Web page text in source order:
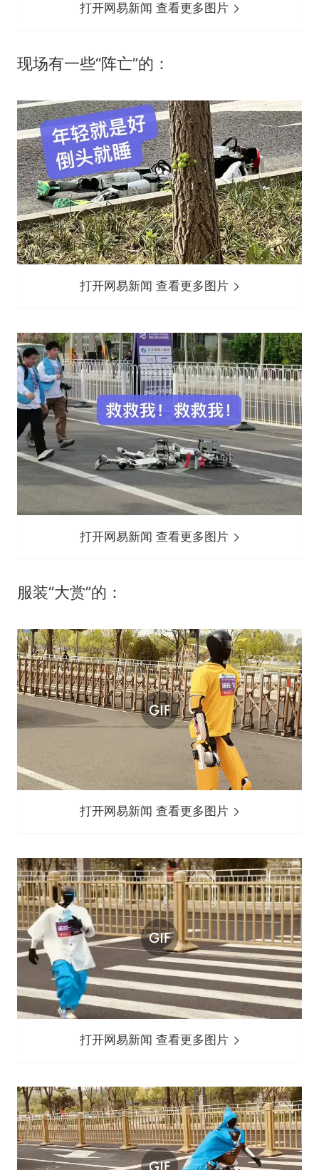
打开网易新闻 查看更多图片
现场有一些“阵亡”的：
打开网易新闻 查看更多图片
打开网易新闻 查看更多图片
服装“大赏”的：
打开网易新闻 查看更多图片
打开网易新闻 查看更多图片